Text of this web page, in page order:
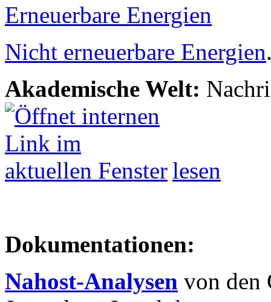
Erneuerbare Energien
Nicht erneuerbare Energien
Akademische Welt:
lesen
Dokumentationen:
Nahost-Analysen von den